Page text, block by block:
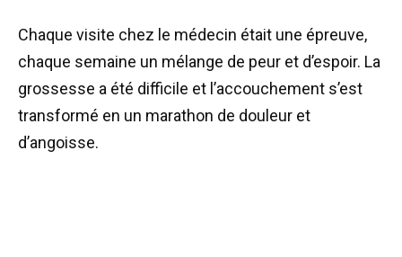
Chaque visite chez le médecin était une épreuve,
chaque semaine un mélange de peur et d’espoir. La
grossesse a été difficile et l’accouchement s’est
transformé en un marathon de douleur et
d’angoisse.